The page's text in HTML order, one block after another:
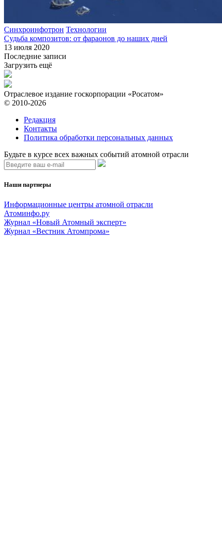
Синхроинфотрон Технологии
Судьба композитов: от фараонов до наших дней
13 июля 2020
Последние записи
Загрузить ещё
Отраслевое издание госкорпорации «Росатом»
© 2010-2026
Редакция
Контакты
Политика обработки персональных данных
Будьте в курсе всех важных событий атомной отрасли
Наши партнеры
Информационные центры атомной отрасли
Атоминфо.ру
Журнал «Новый Атомный эксперт»
Журнал «Вестник Атомпрома»